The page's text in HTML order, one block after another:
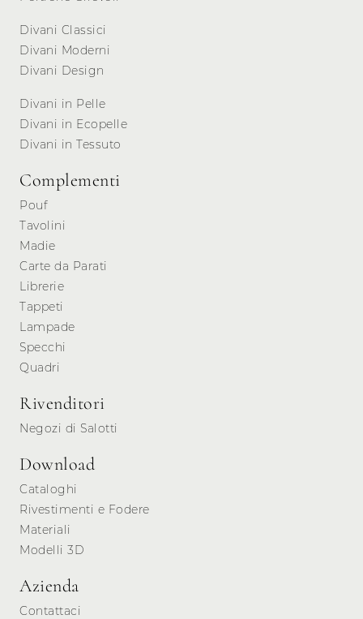
Divani Classici
Divani Moderni
Divani Design
Divani in Pelle
Divani in Ecopelle
Divani in Tessuto
Complementi
Pouf
Tavolini
Madie
Carte da Parati
Librerie
Tappeti
Lampade
Specchi
Quadri
Rivenditori
Negozi di Salotti
Download
Cataloghi
Rivestimenti e Fodere
Materiali
Modelli 3D
Azienda
Contattaci